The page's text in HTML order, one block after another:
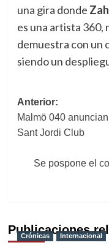
una gira donde
es una artista 360,
demuestra con un
siendo un
Navegación
de
Anterior:
Malmö 040
Sant Jordi Club
Se pospone el
Publicaciones
Crónicas Internacional